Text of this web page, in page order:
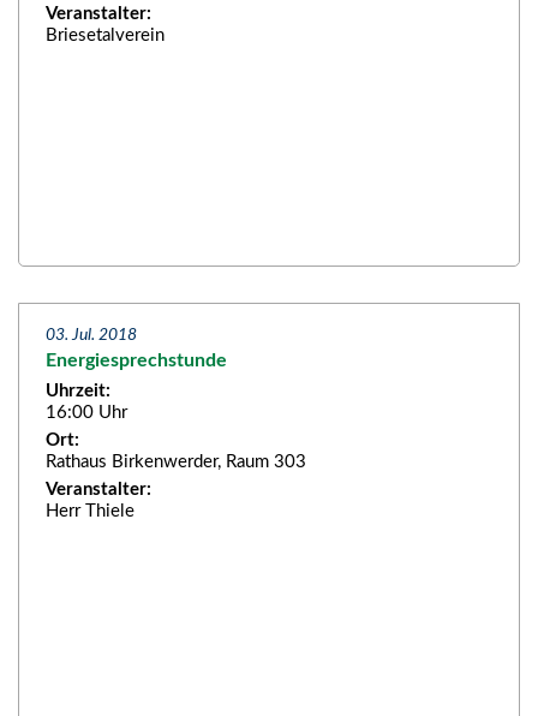
Veranstalter:
Briesetalverein
03. Jul. 2018
Energiesprechstunde
Uhrzeit:
16:00 Uhr
Ort:
Rathaus Birkenwerder, Raum 303
Veranstalter:
Herr Thiele